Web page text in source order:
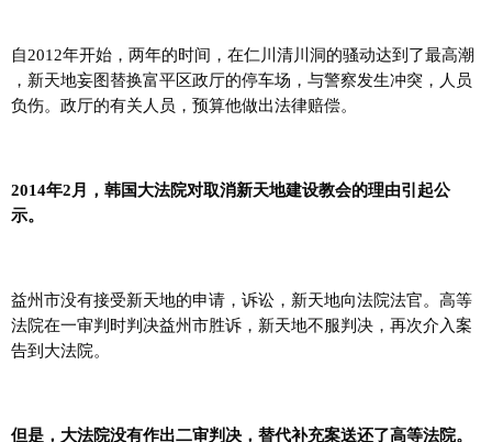
自2012年开始，两年的时间，在仁川清川洞的骚动达到了最高潮​​
，新天地妄图替换富平区政厅的停车场，与警察发生冲突，人员
负伤。政厅的有关人员，预算他做出法律赔偿。
2014年2月，韩国大法院对取消新天地建设教会的理由引起公
示。
益州市没有接受新天地的申请，诉讼，新天地向法院法官。高等
法院在一审判时判决益州市胜诉，新天地不服判决，再次介入案
告到大法院。
但是，大法院没有作出二审判决，替代补充案送还了高等法院。